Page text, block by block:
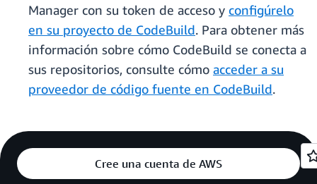
Manager con su token de acceso y configúrelo
en su proyecto de CodeBuild. Para obtener más
información sobre cómo CodeBuild se conecta a
sus repositorios, consulte cómo acceder a su
proveedor de código fuente en CodeBuild.
Cree una cuenta de AWS